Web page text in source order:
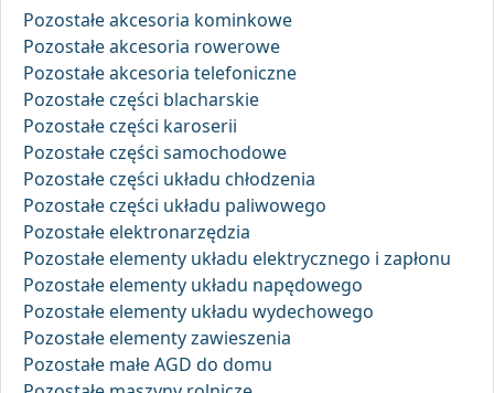
Pozostałe akcesoria kominkowe
Pozostałe akcesoria rowerowe
Pozostałe akcesoria telefoniczne
Pozostałe części blacharskie
Pozostałe części karoserii
Pozostałe części samochodowe
Pozostałe części układu chłodzenia
Pozostałe części układu paliwowego
Pozostałe elektronarzędzia
Pozostałe elementy układu elektrycznego i zapłonu
Pozostałe elementy układu napędowego
Pozostałe elementy układu wydechowego
Pozostałe elementy zawieszenia
Pozostałe małe AGD do domu